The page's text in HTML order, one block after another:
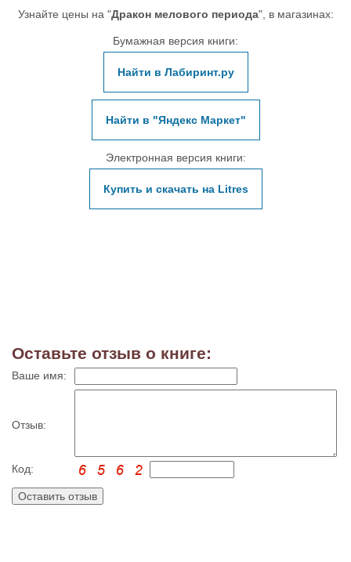
Узнайте цены на "Дракон мелового периода", в магазинах:
Бумажная версия книги:
Найти в Лабиринт.ру
Найти в "Яндекс Маркет"
Электронная версия книги:
Купить и скачать на Litres
Оставьте отзыв о книге:
Ваше имя:
Отзыв:
Код: